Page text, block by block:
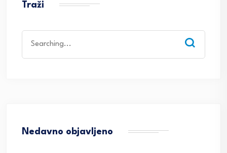
Traži
for:
Nedavno objavljeno